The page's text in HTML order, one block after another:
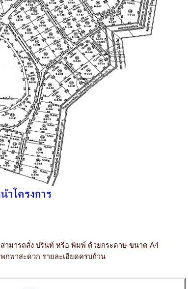
สามารถสั่ง ปรินท์ หรือ พิมพ์ ด้วยกระดาษ ขนาด A4
พกพาสะดวก รายละเอียดครบถ้วน